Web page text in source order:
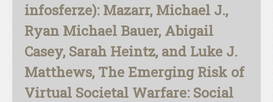
infosferze): Mazarr, Michael J.,
Ryan Michael Bauer, Abigail
Casey, Sarah Heintz, and Luke J.
Matthews, The Emerging Risk of
Virtual Societal Warfare: Social